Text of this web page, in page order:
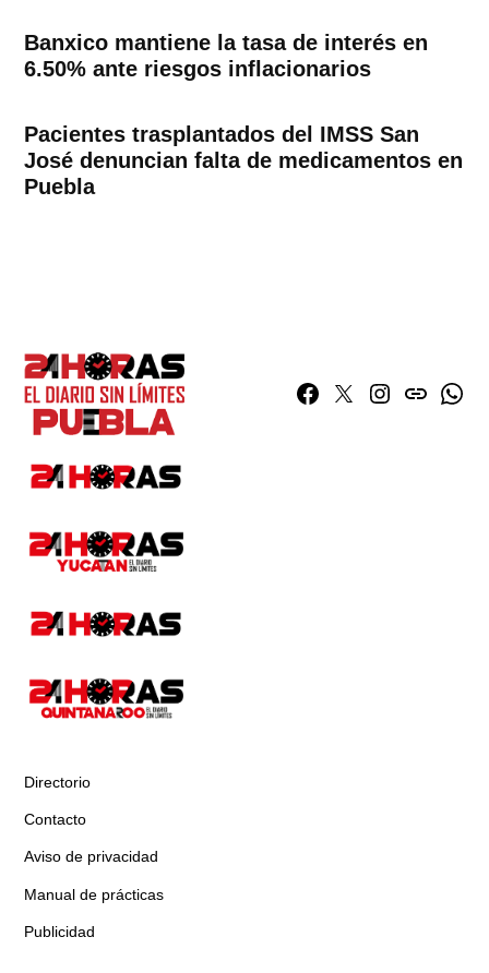
Banxico mantiene la tasa de interés en
6.50% ante riesgos inflacionarios
Pacientes trasplantados del IMSS San
José denuncian falta de medicamentos en
Puebla
Facebook
TwitterInstagram
issuu
Directorio
Contacto
Aviso de privacidad
Manual de prácticas
Publicidad